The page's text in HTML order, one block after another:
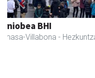
Eizmendi ile-
Amasa-Villabona - Ile-
Previous